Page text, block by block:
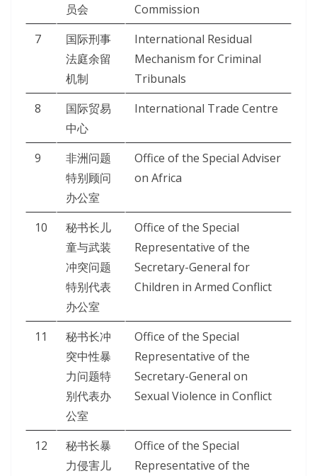
员会
Commission
7
国际刑事
法庭余留
机制
International Residual
Mechanism for Criminal
Tribunals
8
国际贸易
中心
International Trade Centre
9
非洲问题
特别顾问
办公室
Office of the Special Adviser
on Africa
10
秘书长儿
童与武装
冲突问题
特别代表
办公室
Office of the Special
Representative of the
Secretary-General for
Children in Armed Conflict
11
秘书长冲
突中性暴
力问题特
别代表办
公室
Office of the Special
Representative of the
Secretary-General on
Sexual Violence in Conflict
12
秘书长暴
力侵害儿
Office of the Special
Representative of the